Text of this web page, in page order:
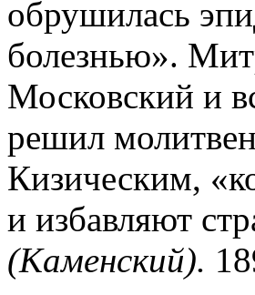
обрушилась
болезнью».
Московский и
решил
Кизическим,
и избавляют
(Каменский).